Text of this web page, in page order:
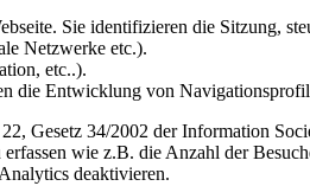
Sie identifizieren die Sitzung,
Netzwerke etc.).
etc..).
die Entwicklung von
Gesetz 34/2002 der Information
wie z.B. die Anzahl der
deaktivieren.